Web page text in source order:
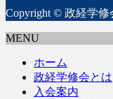
Copyright © 政経学修
MENU
ホーム
政経学修会とは
入会案内